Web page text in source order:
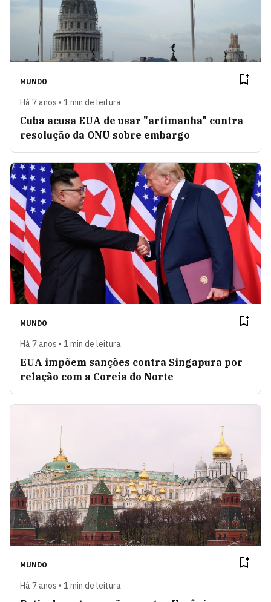
MUNDO
Há 7 anos • 1 min de leitura
Cuba acusa EUA de usar "artimanha" contra
resolução da ONU sobre embargo
MUNDO
Há 7 anos • 1 min de leitura
EUA impõem sanções contra Singapura por
relação com a Coreia do Norte
MUNDO
Há 7 anos • 1 min de leitura